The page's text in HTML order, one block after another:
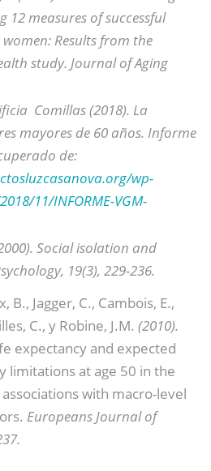
12 measures of successful
Results from the
study. Journal of Aging
Comillas (2018). La
mayores de 60 años. Informe
de:
wp-
11/INFORME-VGM-
Social isolation and
19(3), 229-236.
B., Jagger, C., Cambois, E.,
C., y Robine, J.M. (2010).
expectancy and expected
limitations at age 50 in the
with macro-level
Europeans Journal of